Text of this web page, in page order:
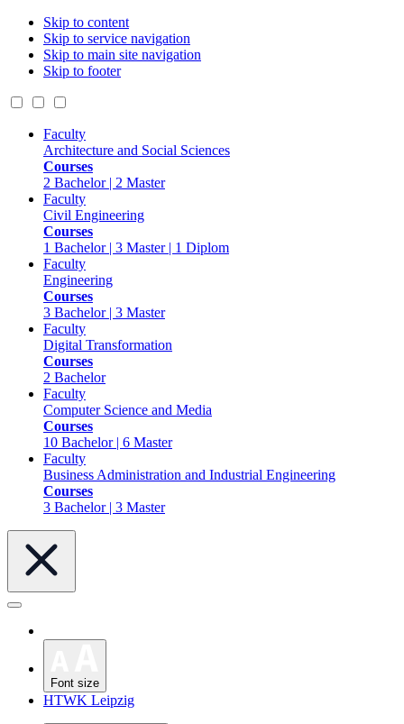
Skip to content
Skip to service navigation
Skip to main site navigation
Skip to footer
Faculty
Architecture and Social Sciences
Courses
2 Bachelor | 2 Master
Faculty
Civil Engineering
Courses
1 Bachelor | 3 Master | 1 Diplom
Faculty
Engineering
Courses
3 Bachelor | 3 Master
Faculty
Digital Transformation
Courses
2 Bachelor
Faculty
Computer Science and Media
Courses
10 Bachelor | 6 Master
Faculty
Business Administration and Industrial Engineering
Courses
3 Bachelor | 3 Master
Font size
HTWK Leipzig